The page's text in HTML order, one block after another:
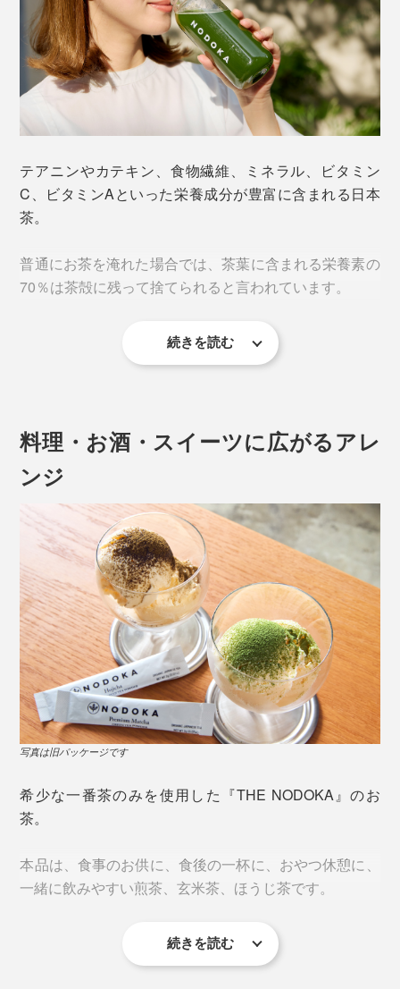
写真の「 ウォーターボトル 」は別売りです
別売りの「ウォーターボトル」やお手持ちのボトルに、
で、すぐに溶けておいしい。
ち、自然としあわせなため息がこぼれます。
っと濃いめの200mlのお湯で溶かしてもおいしい。
そこは、無農薬有機でおいしい茶葉を栽培するための条
件と自然に恵まれた環境です。
農薬・化学肥料を一切使用しない『THE NODOKA』の
お茶は、国内でわずか3％しか認められていない
JAS（日本）、USDA（アメリカ）有機認証をともに取
ニック認証機関ですが、アメリカの有機認証（USDA）
はさらに厳しい審査が定期的に行われます。
それらを常にクリアしながら、土壌づくりから丁寧に育
てられたお茶だからこそ、茶葉のうまみや栄養を丸ごと
いただけるのです。
テアニンやカテキン、食物繊維、ミネラル、ビタミン
C、ビタミンAといった栄養成分が豊富に含まれる日本
茶。
普通にお茶を淹れた場合では、茶葉に含まれる栄養素の
70％は茶殻に残って捨てられると言われています。
無農薬有機栽培の『THE NODOKA』のお茶は、自信を
飲む時、片付けるときの手軽さだけじゃない、カラダに
ボトルに水またはお湯と日本茶パウダーを入れて、数回
のきめ細かな粉末仕上げを行なっているから。
めに「デキストリン」という化学物質が入っています
が、無添加にこだわったお茶づくりのため、化学物質に
続きを読む
料理・お酒・スイーツに広がるアレ
ンジ
写真は旧パッケージです
希少な一番茶のみを使用した『THE NODOKA』のお
茶。
本品は、食事のお供に、食後の一杯に、おやつ休憩に、
一緒に飲みやすい煎茶、玄米茶、ほうじ茶です。
続きを読む